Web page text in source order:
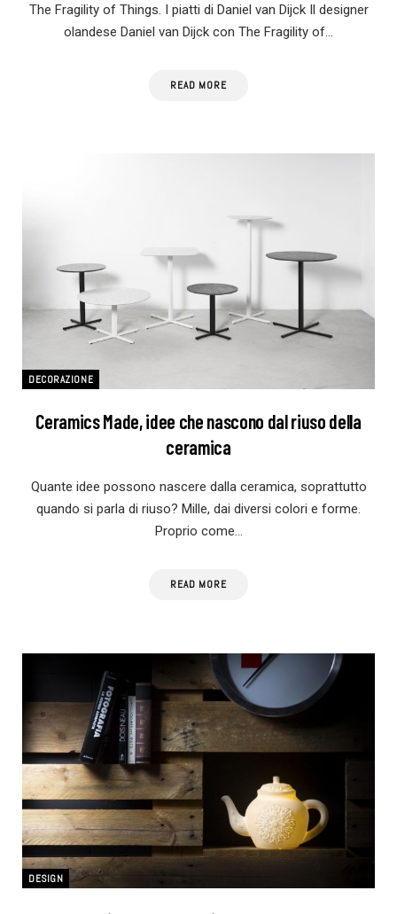
The Fragility of Things. I piatti di Daniel van Dijck Il designer
olandese Daniel van Dijck con The Fragility of…
READ MORE
DECORAZIONE
Ceramics Made, idee che nascono dal riuso della
ceramica
Quante idee possono nascere dalla ceramica, soprattutto
quando si parla di riuso? Mille, dai diversi colori e forme.
Proprio come…
READ MORE
DESIGN